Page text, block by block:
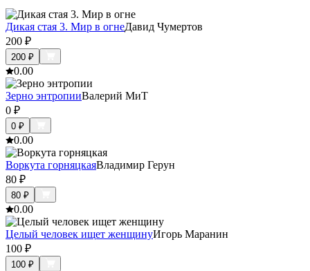
Дикая стая 3. Мир в огнеДавид Чумертов
200 ₽
200 ₽
0.00
Зерно энтропииВалерий МиТ
0 ₽
0 ₽
0.00
Воркута горняцкаяВладимир Герун
80 ₽
80 ₽
0.00
Целый человек ищет женщинуИгорь Маранин
100 ₽
100 ₽